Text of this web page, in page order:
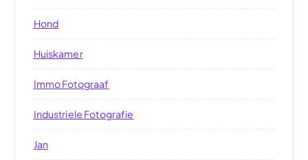
Hond
Huiskamer
Immo Fotograaf
Industriele Fotografie
Jan